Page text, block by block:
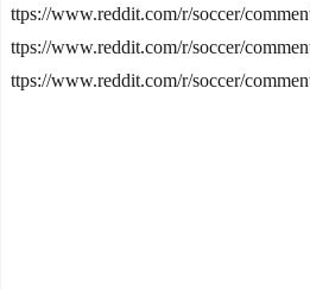
ttps://www.reddit.com/r/soccer/
ttps://www.reddit.com/r/soccer/
ttps://www.reddit.com/r/soccer/